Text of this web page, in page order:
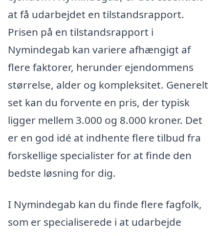
at få udarbejdet en tilstandsrapport.
Prisen på en tilstandsrapport i
Nymindegab kan variere afhængigt af
flere faktorer, herunder ejendommens
størrelse, alder og kompleksitet. Generelt
set kan du forvente en pris, der typisk
ligger mellem 3.000 og 8.000 kroner. Det
er en god idé at indhente flere tilbud fra
forskellige specialister for at finde den
bedste løsning for dig.
I Nymindegab kan du finde flere fagfolk,
som er specialiserede i at udarbejde